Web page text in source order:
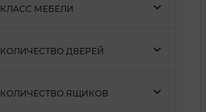
КЛАСС МЕБЕЛИ
КОЛИЧЕСТВО ДВЕРЕЙ
КОЛИЧЕСТВО ЯЩИКОВ